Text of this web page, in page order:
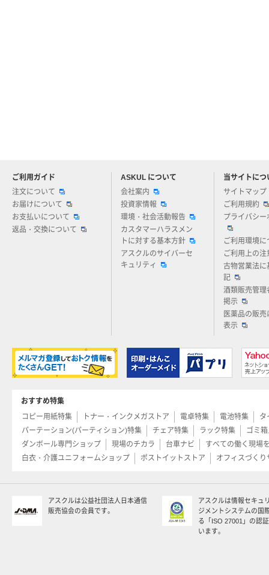
ご利用ガイド
注文について
お届けについて
お支払いについて
返品・交換について
ASKUL について
会社案内
投資家情報
環境・社会活動報告
カスタマーハラスメン
トに対する基本方針
アスクルのサイバーセ
キュリティ
当サイトにつ
サイトマップ
ご利用規約
プライバシー
ご利用環境に
ご利用上の注
古物営業法に
記
酒類販売管理
掲示
医薬品の販売
表示
アスクルについてお気軽にご質問ください
おすすめ特集
コピー用紙特集
トナー・インクメガストア 電卓特集 電池特集
タ
パーテーション(パーティション)特集
チェア特集 ラック特集
ゴミ
ダンボール専門ショップ
現場のチカラ 台車ナビ
すべての働く現場
白衣・介護ユニフォームショップ
ポストイットストア オフィスづくり
アスクルは公益社団法人日本通信
販売協会の会員です。
アスクルは情報セキュ
ジメントシステムの国
る「ISO 27001」の認
います。